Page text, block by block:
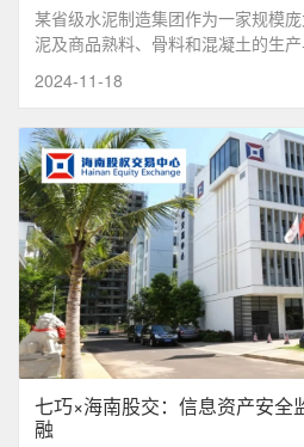
某省级水泥制造集团作为一家规模
泥及商品熟料、骨料和混凝土的生
础设施建设、房地产开发等领域得
泥制造龙头企业，拥有多条大型生
地。
2024-11-18
七巧×海南股交：信息资产安全
融